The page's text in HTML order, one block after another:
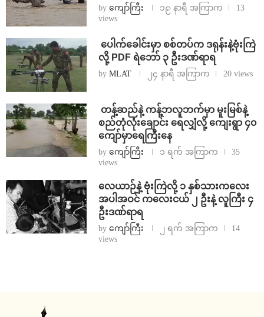
by ကျော်ကြီး ၁၉ နာရီ အကြာက
13
views
⁩ ⁨ပေါက်ခေါင်းမှာ စစ်တပ်က ဒရုန်းနဲ့ဗုံးကြဲ
လို့ PDF ရဲဘော် ၃ ဦးဒဏ်ရာရ
by MLAT ၂၄ နာရီ အကြာက 20 views
⁩ ⁨တန့်ဆည်နဲ့ ကန့်ဘလူဘက်မှာ မူးမြစ်နဲ့
စည်တုံလုံးချောင်း ရေလျှံလို့ ကျေးရွာ ၄၀
ကျော်မှာရေကြီးနေ
by ကျော်ကြီး ၁ ရက် အကြာက
35
views
⁨လေယာဉ်နဲ့ ဗုံးကြဲလို့ ၁ နှစ်သားကလေး
အပါအဝင် ကလေးငယ် ၂ ဦးနဲ့ လူကြီး ၄
ဦးဒဏ်ရာရ
by ကျော်ကြီး ၂ ရက် အကြာက
14
views